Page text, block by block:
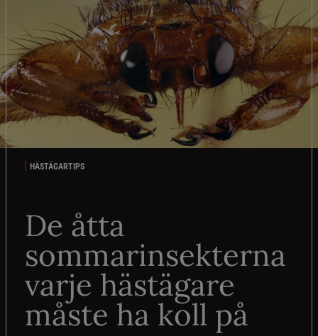
HÄSTÄGARTIPS
De åtta
sommarinsekterna
varje hästägare
måste ha koll på